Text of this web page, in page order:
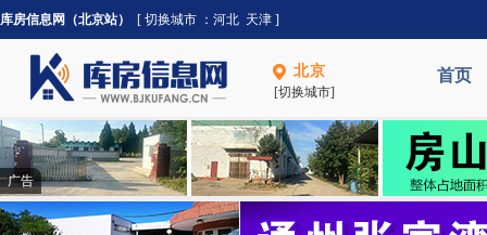
库房信息网（北京站） [ 切换城市 ： 河北 天津 ]
北京
[切换城市]
首页
广告